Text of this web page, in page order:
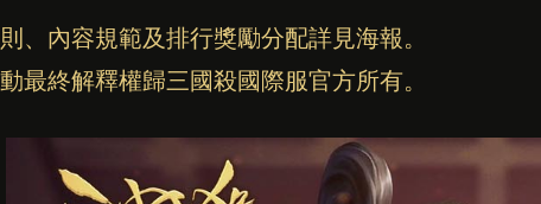
、內容規範及排行獎勵分配詳見海報。
最終解釋權歸三國殺國際服官方所有。